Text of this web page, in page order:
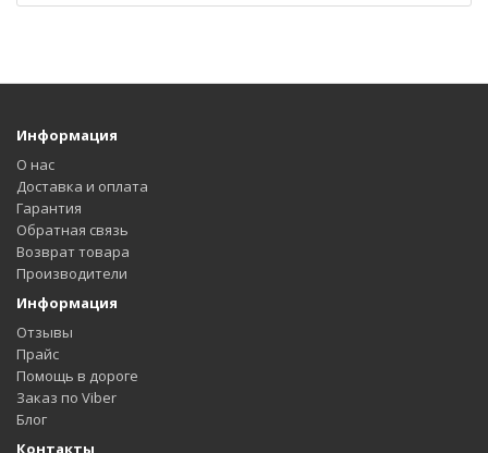
Информация
О нас
Доставка и оплата
Гарантия
Обратная связь
Возврат товара
Производители
Информация
Отзывы
Прайс
Помощь в дороге
Заказ по Viber
Блог
Контакты